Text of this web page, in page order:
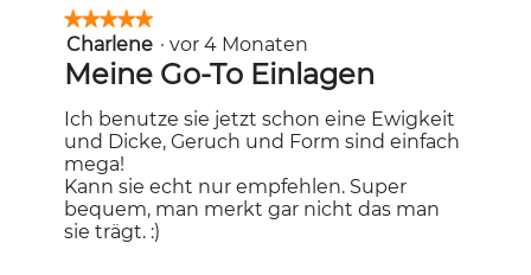
der
unten
★★★★★
★★★★★
5
von
5
Sternen.
Charlene · vor 4 Monaten
Meine Go-To Einlagen
Ich benutze sie jetzt schon eine Ewigkeit
und Dicke, Geruch und Form sind einfach
mega!
Kann sie echt nur empfehlen. Super
bequem, man merkt gar nicht das man
sie trägt. :)